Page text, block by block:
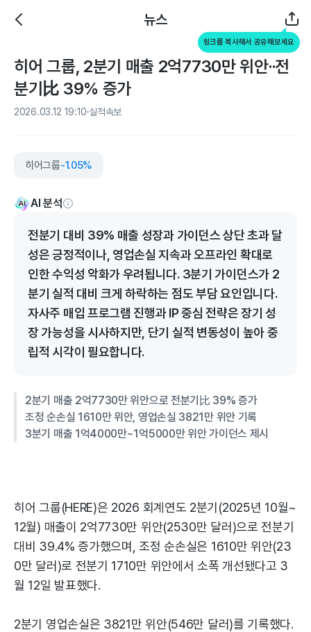
뉴스
링크를 복사해서 공유해보세요
히어 그룹, 2분기 매출 2억7730만 위안··전
분기比 39% 증가
2026.03.12 19:10 실적속보
히어그룹-1.05%
AI 분석
전분기 대비 39% 매출 성장과 가이던스 상단 초과 달
성은 긍정적이나, 영업손실 지속과 오프라인 확대로
인한 수익성 악화가 우려됩니다. 3분기 가이던스가 2
분기 실적 대비 크게 하락하는 점도 부담 요인입니다.
자사주 매입 프로그램 진행과 IP 중심 전략은 장기 성
장 가능성을 시사하지만, 단기 실적 변동성이 높아 중
립적 시각이 필요합니다.
2분기 매출 2억7730만 위안으로 전분기比 39% 증가
조정 순손실 1610만 위안, 영업손실 3821만 위안 기록
3분기 매출 1억4000만~1억5000만 위안 가이던스 제시
히어 그룹(HERE)은 2026 회계연도 2분기(2025년 10월~
12월) 매출이 2억7730만 위안(2530만 달러)으로 전분기
대비 39.4% 증가했으며, 조정 순손실은 1610만 위안(23
0만 달러)로 전분기 1710만 위안에서 소폭 개선됐다고 3
월 12일 발표했다.
2분기 영업손실은 3821만 위안(546만 달러)를 기록했다.